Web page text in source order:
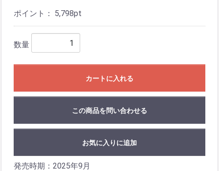
ポイント： 5,798pt
数量
カートに入れる
この商品を問い合わせる
お気に入りに追加
発売時期：2025年9月